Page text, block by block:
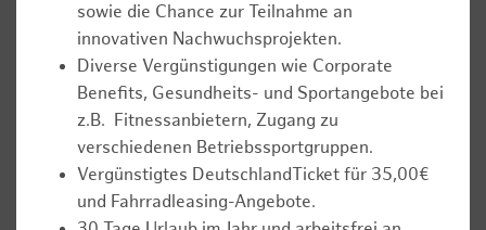
sowie die Chance zur Teilnahme an
innovativen Nachwuchsprojekten.
Diverse Vergünstigungen wie Corporate
Benefits, Gesundheits- und Sportangebote bei
z.B. Fitnessanbietern, Zugang zu
verschiedenen Betriebssportgruppen.
Vergünstigtes DeutschlandTicket für 35,00€
und Fahrradleasing-Angebote.